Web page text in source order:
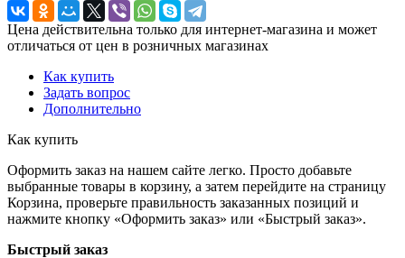
Цена действительна только для интернет-магазина и может
отличаться от цен в розничных магазинах
Как купить
Задать вопрос
Дополнительно
Как купить
Оформить заказ на нашем сайте легко. Просто добавьте
выбранные товары в корзину, а затем перейдите на страницу
Корзина, проверьте правильность заказанных позиций и
нажмите кнопку «Оформить заказ» или «Быстрый заказ».
Быстрый заказ